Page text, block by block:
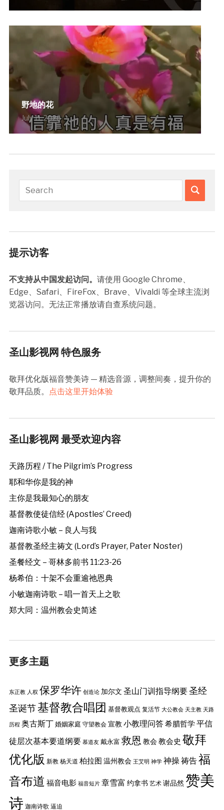
野地的花
July 11, 2026
提示访客
不支持从中国发起访问。 请使用 Google Chrome、
Edge、Safari、FireFox、Brave、Vivaldi 等全球主流浏
览器访问。无法正常播放请自查系统问题。
圣山影视网 特色服务
敬拜优化版福音赞美诗 — 精选音源，调整间奏，提升你的
敬拜品质。
点击这里开始体验
圣山影视网 最受欢迎内容
天路历程 / The Pilgrim’s Progress
耶和华你是我的神
主你是我最知心的朋友
基督教使徒信经 (Apostles’ Creed)
迦南诗歌小敏 – 良人与我
基督教圣经主祷文 (Lord’s Prayer, Pater Noster)
圣餐经文 – 哥林多前书 11:23-26
杨希伯：十架不会重逾祂恩典
小敏迦南诗歌 – 唱一首天上之歌
郑大同：温州教会史简述
更多主题
东正教 人权 保罗华许 创造论 加尔文 圣山门训指导纲要圣经
圣诞节基督教合唱团 基督教观点 复活节 大公教会 天主教 天路
历程 奥古斯丁婚姻家庭 守望教会 宣教 小教理问答希腊哲学平信
徒层次基本要道纲要 慕道友 戴永富 救恩 教会教会史 敬拜
优化版 新教 杨天道 柏拉图 温州教会 王艾明 神学 神操祷告福
音布道 福音电影 福音短片 章雪富 约拿书 艺术 谢品然 赞美
诗 迦南诗歌 逼迫